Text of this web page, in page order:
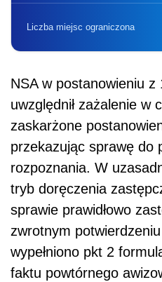
Liczba miejsc ograniczona
NSA w postanowieniu z
uwzględnił zażalenie w
zaskarżone
przekazując sprawę do
rozpoznania. W
tryb doręczenia
sprawie prawidłowo
zwrotnym
wypełniono pkt 2
faktu powtórnego